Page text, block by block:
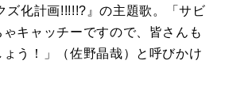
ズ化計画!!!!!?』の主題歌。「サビ
キャッチーですので、皆さんも
う！」（佐野晶哉）と呼びかけ